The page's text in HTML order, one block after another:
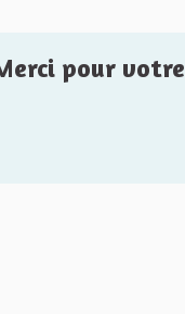
pour votre